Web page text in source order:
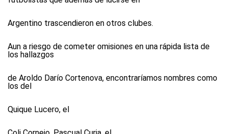
Argentino trascendieron en otros clubes.
Aun a riesgo de cometer omisiones en una rápida lista de
los hallazgos
de Aroldo Darío Cortenova, encontraríamos nombres como
los del
Quique Lucero, el